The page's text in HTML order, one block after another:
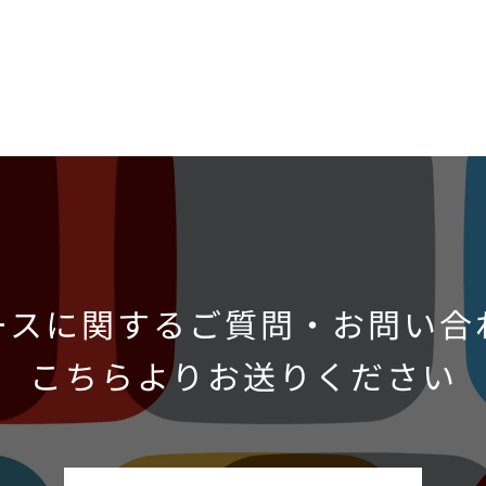
に関するご質問・お問い
こちらよりお送りください